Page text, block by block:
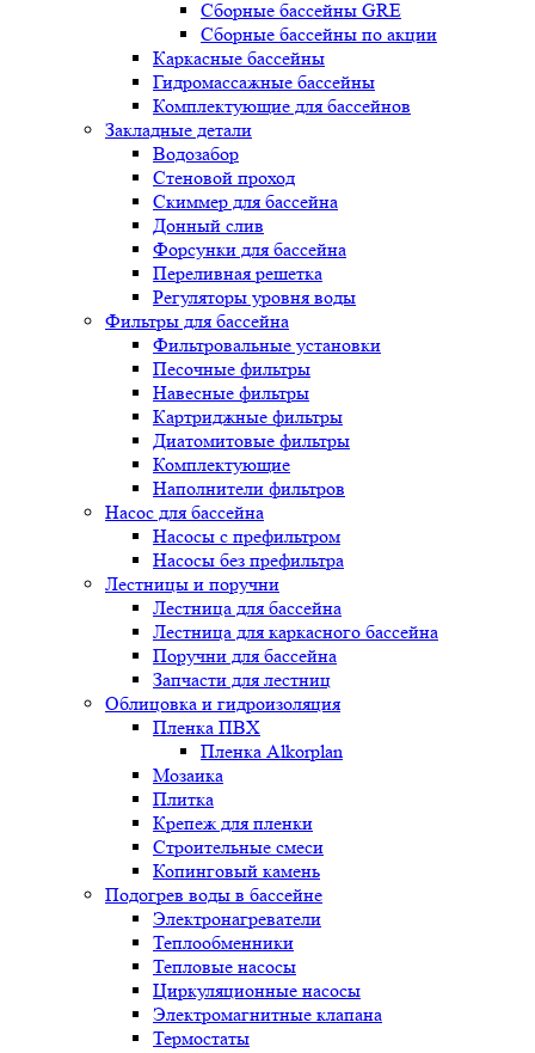
Сборные бассейны GRE
Сборные бассейны по акции
Каркасные бассейны
Гидромассажные бассейны
Комплектующие для бассейнов
Закладные детали
Водозабор
Стеновой проход
Скиммер для бассейна
Донный слив
Форсунки для бассейна
Переливная решетка
Регуляторы уровня воды
Фильтры для бассейна
Фильтровальные установки
Песочные фильтры
Навесные фильтры
Картриджные фильтры
Диатомитовые фильтры
Комплектующие
Наполнители фильтров
Насос для бассейна
Насосы с префильтром
Насосы без префильтра
Лестницы и поручни
Лестница для бассейна
Лестница для каркасного бассейна
Поручни для бассейна
Запчасти для лестниц
Облицовка и гидроизоляция
Пленка ПВХ
Пленка Alkorplan
Мозаика
Плитка
Крепеж для пленки
Строительные смеси
Копинговый камень
Подогрев воды в бассейне
Электронагреватели
Теплообменники
Тепловые насосы
Циркуляционные насосы
Электромагнитные клапана
Термостаты